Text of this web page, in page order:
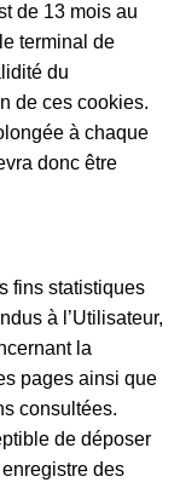
de 13 mois au
terminal de
du
de ces cookies.
à chaque
donc être
fins statistiques
à l’Utilisateur,
la
pages ainsi que
consultées.
de déposer
des